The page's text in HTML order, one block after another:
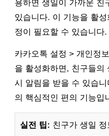
용하면 생일이 가까운 친
있습니다. 이 기능을 활
정이 필요할 수 있습니다.
카카오톡 설정 > 개인정
을 활성화하면, 친구들의
시 알림을 받을 수 있습
의 핵심적인 편의 기능입
실전 팁: 친구가 생일